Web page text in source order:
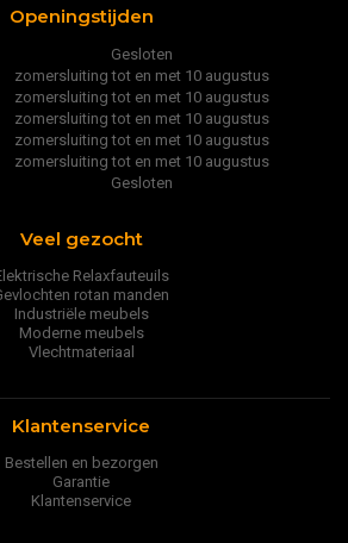
Openingstijden
Gesloten
zomersluiting tot en met 10 augustus
zomersluiting tot en met 10 augustus
zomersluiting tot en met 10 augustus
zomersluiting tot en met 10 augustus
zomersluiting tot en met 10 augustus
Gesloten
Veel gezocht
Relaxfauteuils
rotan manden
Industriële meubels
Moderne meubels
Vlechtmateriaal
Klantenservice
Bestellen en bezorgen
Garantie
Klantenservice